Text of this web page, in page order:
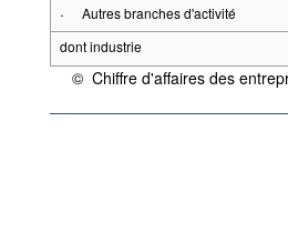
·
Autres branches d'activité
dont industrie
© Chiffre d'affaires des